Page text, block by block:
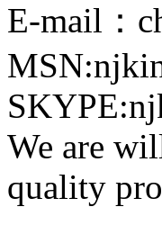
E-mail：
We are
quality